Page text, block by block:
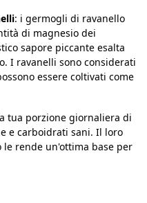
: i germogli di ravanello
di magnesio dei
sapore piccante esalta
I ravanelli sono considerati
essere coltivati ​​come
tua porzione giornaliera di
​​e carboidrati sani. Il loro
rende un'ottima base per